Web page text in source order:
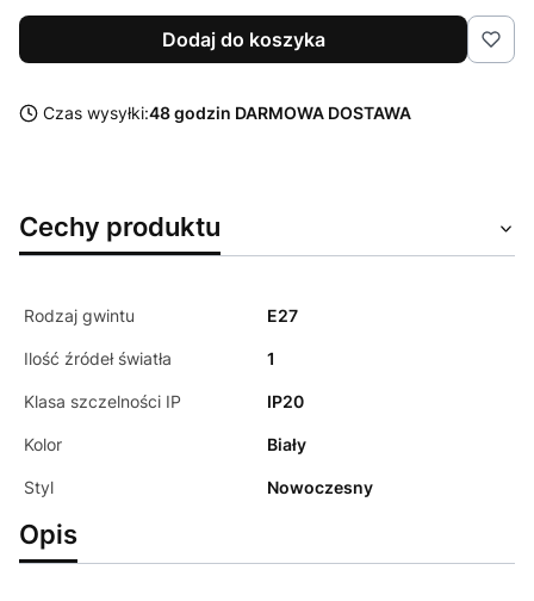
Dodaj do koszyka
Czas wysyłki:48 godzin DARMOWA DOSTAWA
Cechy produktu
Rodzaj gwintu E27
Ilość źródeł światła 1
Klasa szczelności IP IP20
Kolor Biały
Styl Nowoczesny
Opis